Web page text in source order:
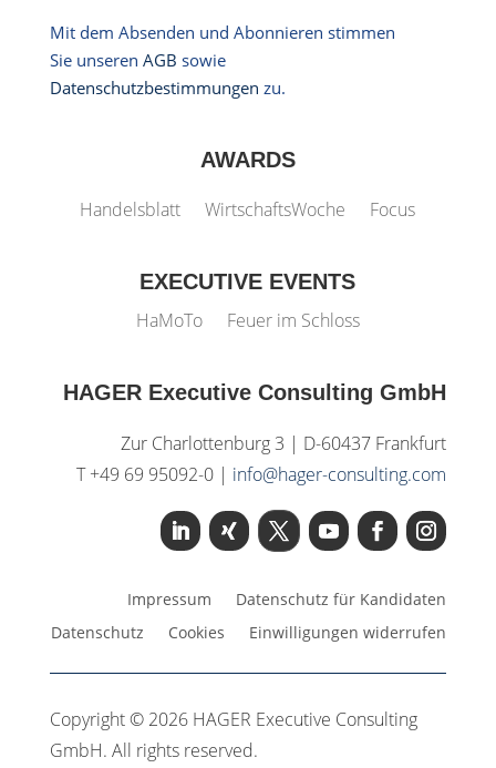
Mit dem Absenden und Abonnieren stimmen
Sie unseren AGB sowie
Datenschutzbestimmungen zu.
AWARDS
Handelsblatt WirtschaftsWoche Focus
EXECUTIVE EVENTS
HaMoTo
Feuer im Schloss
HAGER Executive Consulting GmbH
Zur Charlottenburg 3 | D-60437 Frankfurt
T +49 69 95092-0 | info@hager-consulting.com
Impressum
Datenschutz für Kandidaten
Datenschutz
Cookies Einwilligungen widerrufen
Copyright © 2026 HAGER Executive Consulting
GmbH. All rights reserved.